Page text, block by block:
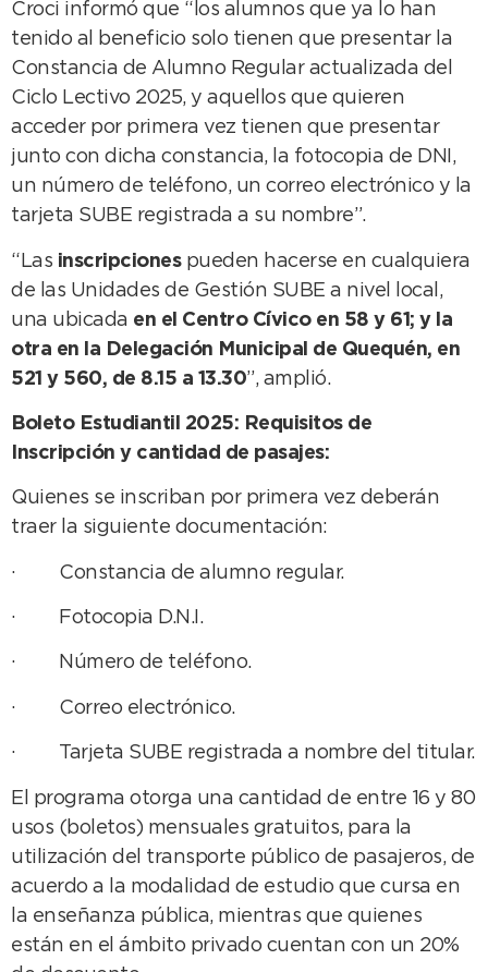
Croci informó que “los alumnos que ya lo han
tenido al beneficio solo tienen que presentar la
Constancia de Alumno Regular actualizada del
Ciclo Lectivo 2025, y aquellos que quieren
acceder por primera vez tienen que presentar
junto con dicha constancia, la fotocopia de DNI,
un número de teléfono, un correo electrónico y la
tarjeta SUBE registrada a su nombre”.
“Las inscripcionespueden hacerse en cualquiera
de las Unidades de Gestión SUBE a nivel local,
una ubicada en el Centro Cívico en 58 y 61; y la
otra en la Delegación Municipal de Quequén, en
521 y 560, de 8.15 a 13.30”, amplió.
Boleto Estudiantil 2025: Requisitos de
Inscripción y cantidad de pasajes:
Quienes se inscriban por primera vez deberán
traer la siguiente documentación:
· Constancia de alumno regular.
· Fotocopia D.N.I.
· Número de teléfono.
· Correo electrónico.
· Tarjeta SUBE registrada a nombre del titular.
El programa otorga una cantidad de entre 16 y 80
usos (boletos) mensuales gratuitos, para la
utilización del transporte público de pasajeros, de
acuerdo a la modalidad de estudio que cursa en
la enseñanza pública, mientras que quienes
están en el ámbito privado cuentan con un 20%